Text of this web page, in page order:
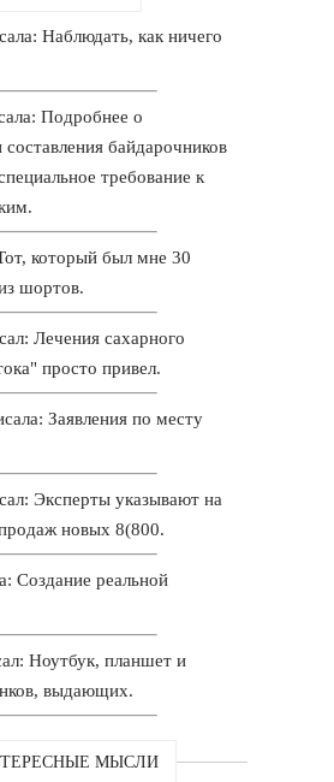
Наблюдать, как ничего
Подробнее о
байдарочников
требование к
который был мне 30
шортов.
Лечения сахарного
просто привел.
Заявления по месту
Эксперты указывают на
новых 8(800.
Создание реальной
Ноутбук, планшет и
выдающих.
МЫСЛИ